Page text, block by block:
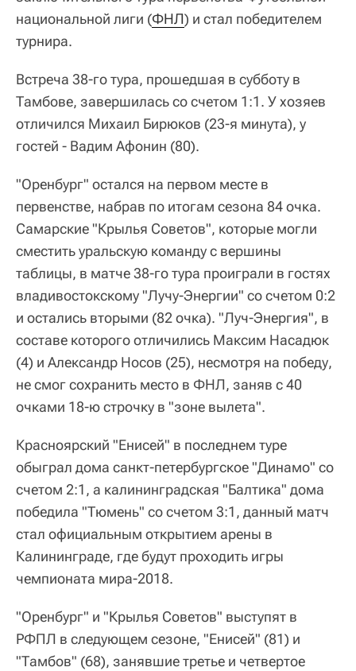
национальной лиги (ФНЛ) и стал победителем
турнира.
Встреча 38-го тура, прошедшая в субботу в
Тамбове, завершилась со счетом 1:1. У хозяев
отличился Михаил Бирюков (23-я минута), у
гостей - Вадим Афонин (80).
"Оренбург" остался на первом месте в
первенстве, набрав по итогам сезона 84 очка.
Самарские "Крылья Советов", которые могли
сместить уральскую команду с вершины
таблицы, в матче 38-го тура проиграли в гостях
владивостокскому "Лучу-Энергии" со счетом 0:2
и остались вторыми (82 очка). "Луч-Энергия", в
составе которого отличились Максим Насадюк
(4) и Александр Носов (25), несмотря на победу,
не смог сохранить место в ФНЛ, заняв с 40
очками 18-ю строчку в "зоне вылета".
Красноярский "Енисей" в последнем туре
обыграл дома санкт-петербургское "Динамо" со
счетом 2:1, а калининградская "Балтика" дома
победила "Тюмень" со счетом 3:1, данный матч
стал официальным открытием арены в
Калининграде, где будут проходить игры
чемпионата мира-2018.
"Оренбург" и "Крылья Советов" выступят в
РФПЛ в следующем сезоне, "Енисей" (81) и
"Тамбов" (68), занявшие третье и четвертое